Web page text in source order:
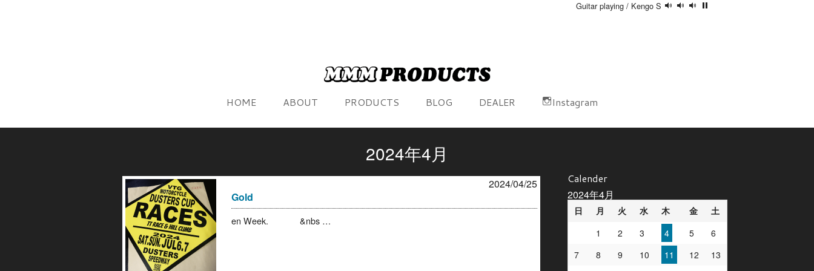
Guitar playing / Kengo S
HOME ABOUT PRODUCTS BLOG DEALER Instagram
2024年4月
2024/04/25
Gold
en Week. &nbs …
Calender
2024年4月
日 月 火 水 木 金 土
1 2 3 4 5
6
7
8 9 10 11 12
13